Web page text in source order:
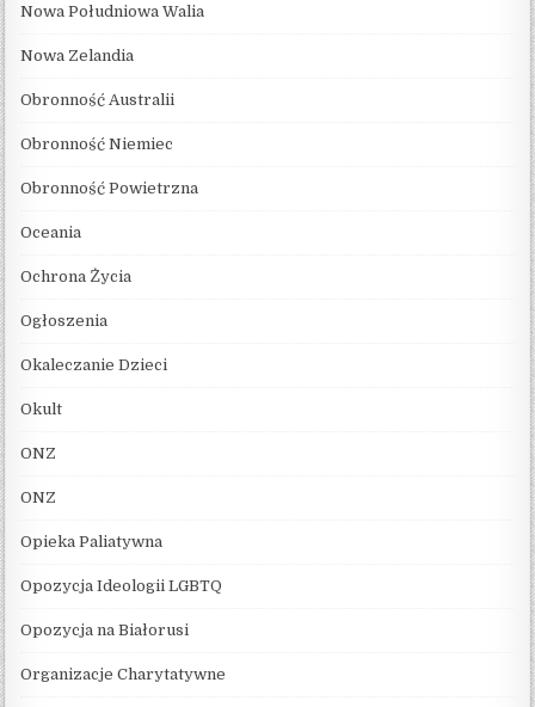
Nowa Południowa Walia
Nowa Zelandia
Obronność Australii
Obronność Niemiec
Obronność Powietrzna
Oceania
Ochrona Życia
Ogłoszenia
Okaleczanie Dzieci
Okult
ONZ
ONZ
Opieka Paliatywna
Opozycja Ideologii LGBTQ
Opozycja na Białorusi
Organizacje Charytatywne